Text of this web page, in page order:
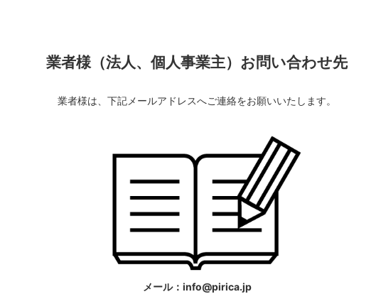
業者様（法人、個人事業主）お問い合わせ先
業者様は、下記メールアドレスへご連絡をお願いいたします。
メール：info@pirica.jp